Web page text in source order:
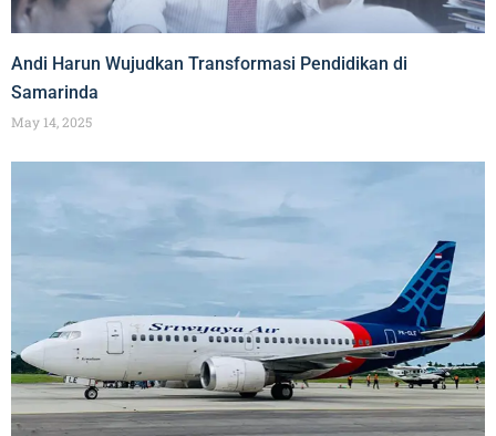
Andi Harun Wujudkan Transformasi Pendidikan di
Samarinda
May 14, 2025